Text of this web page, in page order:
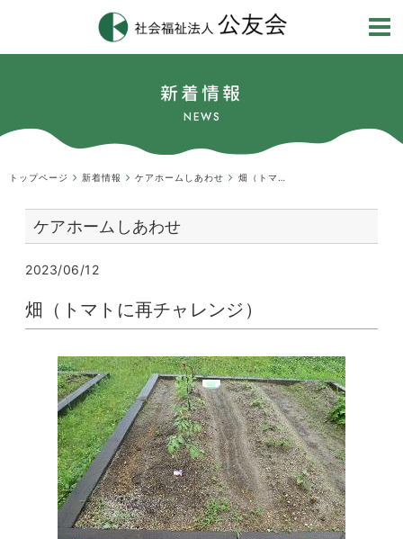
新着情報
NEWS
トップページ 新着情報 ケアホームしあわせ
ケアホームしあわせ
2023/06/12
畑（トマトに再チャレンジ）